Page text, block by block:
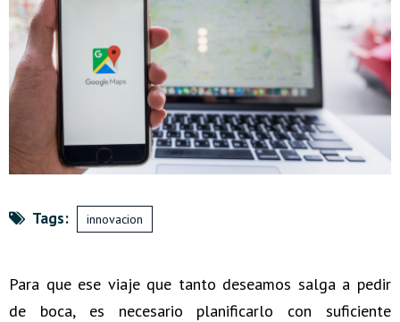
Tags: innovacion
Para que ese viaje que tanto deseamos salga a pedir
de boca, es necesario planificarlo con suficiente